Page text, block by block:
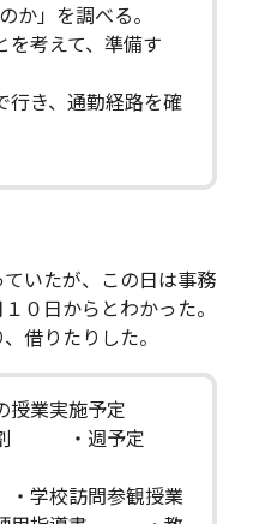
か」を調べる。
を考えて、準備す
行き、通勤経路を確
いたが、この日は事務
０日からとわかった。
借りたりした。
業実施予定
・週予定
学校訪問参観授業